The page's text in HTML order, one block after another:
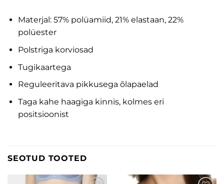
Materjal: 57% polüamiid, 21% elastaan, 22%
polüester
Polstriga korviosad
Tugikaartega
Reguleeritava pikkusega õlapaelad
Taga kahe haagiga kinnis, kolmes eri
positsioonist
SEOTUD TOOTED